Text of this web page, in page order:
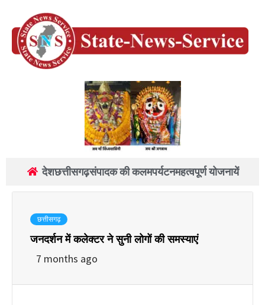
देशछत्तीसगढ़संपादक की कलमपर्यटनमहत्वपूर्ण योजनायें
छत्तीसगढ़
जनदर्शन में कलेक्टर ने सुनी लोगों की समस्याएं
7 months ago